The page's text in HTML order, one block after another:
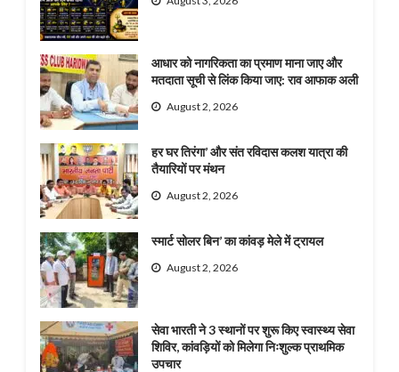
आधार को नागरिकता का प्रमाण माना जाए और
मतदाता सूची से लिंक किया जाए: राव आफाक अली
August 2, 2026
हर घर तिरंगा’ और संत रविदास कलश यात्रा की
तैयारियों पर मंथन
August 2, 2026
स्मार्ट सोलर बिन’ का कांवड़ मेले में ट्रायल
August 2, 2026
सेवा भारती ने 3 स्थानों पर शुरू किए स्वास्थ्य सेवा
शिविर, कांवड़ियों को मिलेगा निःशुल्क प्राथमिक
उपचार